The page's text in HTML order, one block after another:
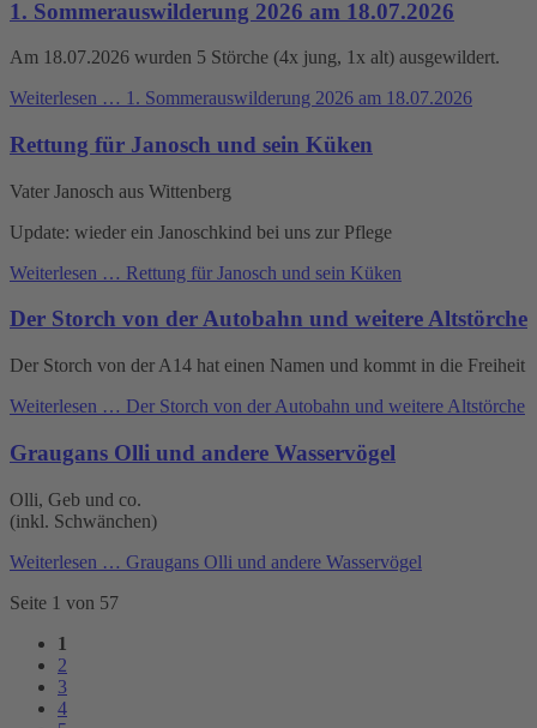
1. Sommerauswilderung 2026 am 18.07.2026
Am 18.07.2026 wurden 5 Störche (4x jung, 1x alt) ausgewildert.
Weiterlesen … 1. Sommerauswilderung 2026 am 18.07.2026
Rettung für Janosch und sein Küken
Vater Janosch aus Wittenberg
Update: wieder ein Janoschkind bei uns zur Pflege
Weiterlesen … Rettung für Janosch und sein Küken
Der Storch von der Autobahn und weitere Altstörche
Der Storch von der A14 hat einen Namen und kommt in die Freiheit
Weiterlesen … Der Storch von der Autobahn und weitere Altstörche
Graugans Olli und andere Wasservögel
Olli, Geb und co.
(inkl. Schwänchen)
Weiterlesen … Graugans Olli und andere Wasservögel
Seite 1 von 57
1
2
3
4